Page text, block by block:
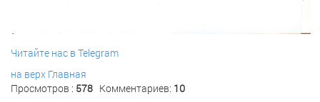
Читайте нас в Telegram
на верх Главная
Просмотров : 578 Комментариев: 10